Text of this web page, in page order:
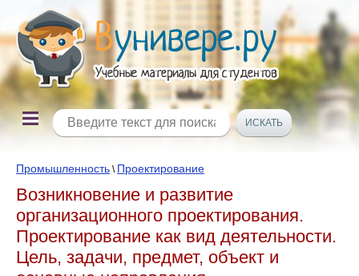
Промышленность \ Проектирование
Возникновение и развитие
организационного проектирования.
Проектирование как вид деятельности.
Цель, задачи, предмет, объект и